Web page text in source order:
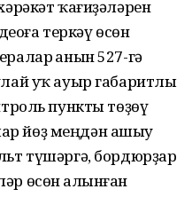
ҡағиҙәләрен
теркәү өсөн
һанын 527-гә
уҡ ауыр габаритлы
пункты төҙөү
йөҙ меңдән ашыу
түшәргә, бордюрҙар
өсөн һалынған